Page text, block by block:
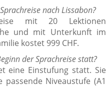
nach Lissabon?
mit 20 Lektionen
und mit Unterkunft im
kostet 999 CHF.
der Sprachreise statt?
eine Einstufung statt. Sie
Niveaustufe (A1